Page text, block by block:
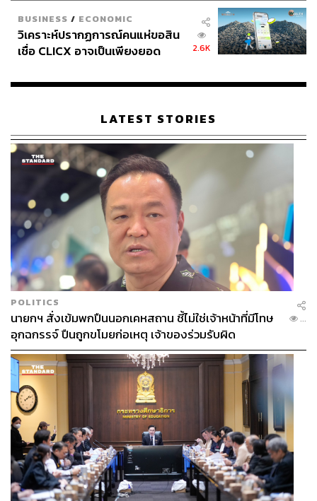
BUSINESS / ECONOMIC
วิเคราะห์ปรากฏการณ์คนแห่ขอสิน
เชื่อ CLICX อาจเป็นเพียงยอด
เรือนไทยที่ถูกซุกไว้
2.6K
LATEST STORIES
POLITICS
นายกฯ สั่งเข้มพกปืนนอกเคหสถาน ชี้ไม่ใช่เจ้าหน้าที่มีโทษ
อุกฉกรรจ์ ปืนถูกขโมยก่อเหตุ เจ้าของร่วมรับผิด
...